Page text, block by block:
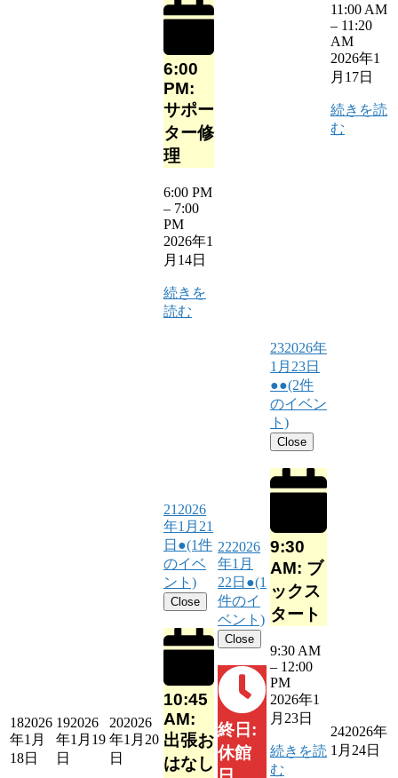
6:00
PM:
サポー
ター修
理
6:00 PM
– 7:00
PM
2026年1
月14日
続きを
読む
11:00 AM
– 11:20
AM
2026年1
月17日
続きを読
む
182026
年1月
18日
192026
年1月19
日
202026
年1月20
日
21 2026
年1月21
日 ●(1件
のイベ
ント)
Close
10:45
AM:
出張お
はなし
222026
年1月
22日 ●(1
件のイ
ベント)
Close
終日:
休館
232026年
1月23日
●●(2件
のイベン
ト)
Close
9:30
AM: ブ
ックス
タート
9:30 AM
– 12:00
PM
2026年1
月23日
続きを読
む
242026年
1月24日